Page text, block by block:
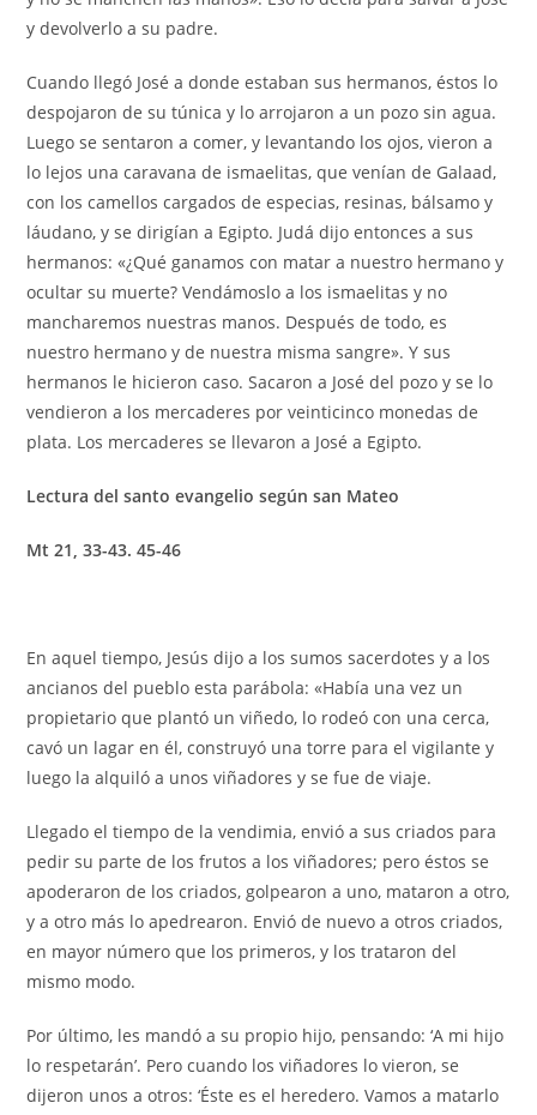
y devolverlo a su padre.
Cuando llegó José a donde estaban sus hermanos, éstos lo
despojaron de su túnica y lo arrojaron a un pozo sin agua.
Luego se sentaron a comer, y levantando los ojos, vieron a
lo lejos una caravana de ismaelitas, que venían de Galaad,
con los camellos cargados de especias, resinas, bálsamo y
láudano, y se dirigían a Egipto. Judá dijo entonces a sus
hermanos: «¿Qué ganamos con matar a nuestro hermano y
ocultar su muerte? Vendámoslo a los ismaelitas y no
mancharemos nuestras manos. Después de todo, es
nuestro hermano y de nuestra misma sangre». Y sus
hermanos le hicieron caso. Sacaron a José del pozo y se lo
vendieron a los mercaderes por veinticinco monedas de
plata. Los mercaderes se llevaron a José a Egipto.
Lectura del santo evangelio según san Mateo
Mt 21, 33-43. 45-46
En aquel tiempo, Jesús dijo a los sumos sacerdotes y a los
ancianos del pueblo esta parábola: «Había una vez un
propietario que plantó un viñedo, lo rodeó con una cerca,
cavó un lagar en él, construyó una torre para el vigilante y
luego la alquiló a unos viñadores y se fue de viaje.
Llegado el tiempo de la vendimia, envió a sus criados para
pedir su parte de los frutos a los viñadores; pero éstos se
apoderaron de los criados, golpearon a uno, mataron a otro,
y a otro más lo apedrearon. Envió de nuevo a otros criados,
en mayor número que los primeros, y los trataron del
mismo modo.
Por último, les mandó a su propio hijo, pensando: ‘A mi hijo
lo respetarán’. Pero cuando los viñadores lo vieron, se
dijeron unos a otros: ‘Éste es el heredero. Vamos a matarlo